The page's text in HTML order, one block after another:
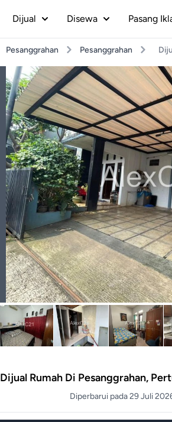
Dijual Disewa Pasang
Pesanggrahan Pesanggrahan
Dijual Rumah Di Pesanggrahan,
Diperbarui pada 29 Juli